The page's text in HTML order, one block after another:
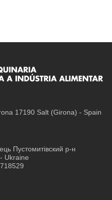
17190 Salt (Girona) - Spain
Пустомитівский р-н
- Ukraine